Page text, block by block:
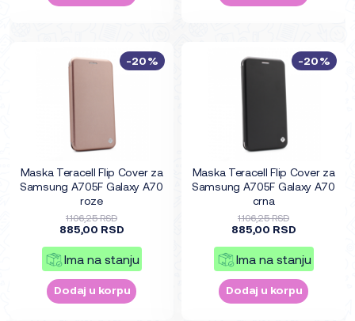
Maska Teracell Flip Cover za
Samsung A705F Galaxy A70
roze
1.106,25 RSD
885,00 RSD
Ima na stanju
Dodaj u korpu
-20%
Maska Teracell Flip Cover za
Samsung A705F Galaxy A70
crna
1.106,25 RSD
885,00 RSD
Ima na stanju
Dodaj u korpu
-20%